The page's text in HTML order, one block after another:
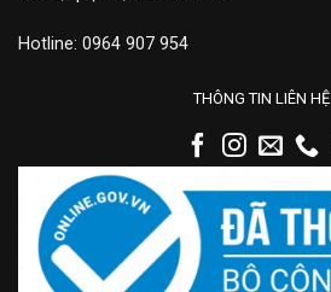
Hotline: 0964 907 954
THÔNG TIN LIÊN HỆ